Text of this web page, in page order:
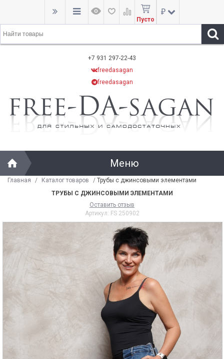
Пусто
₽
+7 931 297-22-43
freedasagan
freedasagan
Меню
Главная / Каталог товаров / Трубы с джинсовыми элементами
ТРУБЫ С ДЖИНСОВЫМИ ЭЛЕМЕНТАМИ
Оставить отзыв
Артикул: FS 250902